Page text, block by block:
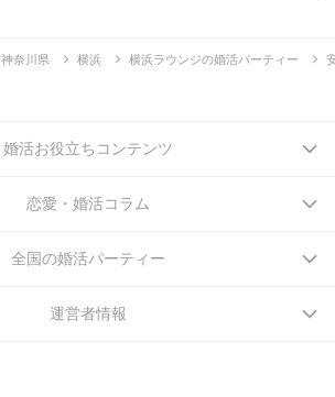
神奈川県 横浜 横浜ラウンジの婚活パーティー
婚活お役立ちコンテンツ
恋愛・婚活コラム
全国の婚活パーティー
運営者情報